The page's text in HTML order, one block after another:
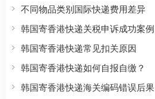
不同物品类别国际快递费用差异
韩国寄香港快递关税申诉成功案例
韩国寄香港快递常见扣关原因
韩国寄香港快递如何自报自缴？
韩国寄香港快递海关编码错误后果